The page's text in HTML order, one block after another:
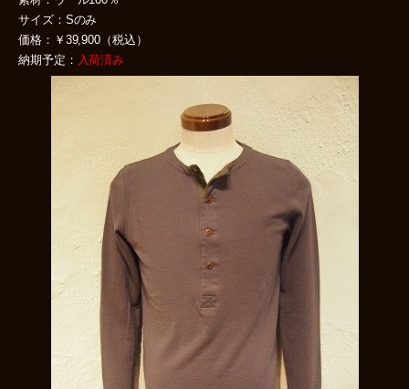
サイズ：Sのみ
価格：￥39,900（税込）
納期予定： 入荷済み